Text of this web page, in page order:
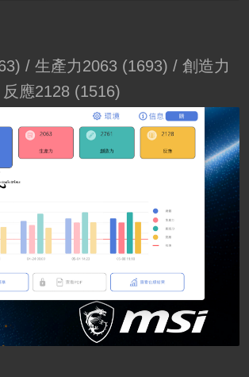
/ 生產力2063 (1693) / 創造力
應2128 (1516)